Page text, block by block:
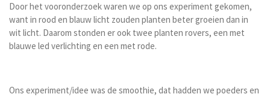
Door het vooronderzoek waren we op ons experiment gekomen,
want in rood en blauw licht zouden planten beter groeien dan in
wit licht. Daarom stonden er ook twee planten rovers, een met
blauwe led verlichting en een met rode.
Ons experiment/idee was de smoothie, dat hadden we poeders en